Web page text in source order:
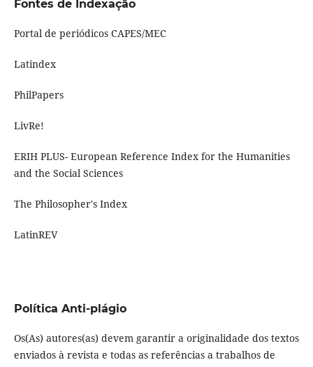
Fontes de Indexação
Portal de periódicos CAPES/MEC
Latindex
PhilPapers
LivRe!
ERIH PLUS- European Reference Index for the Humanities
and the Social Sciences
The Philosopher's Index
LatinREV
Política Anti-plágio
Os(As) autores(as) devem garantir a originalidade dos textos
enviados à revista e todas as referências a trabalhos de